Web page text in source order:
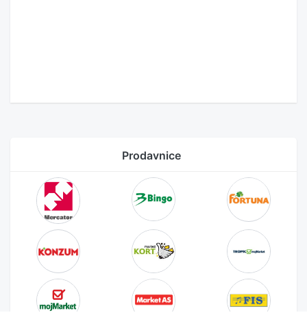
Prodavnice